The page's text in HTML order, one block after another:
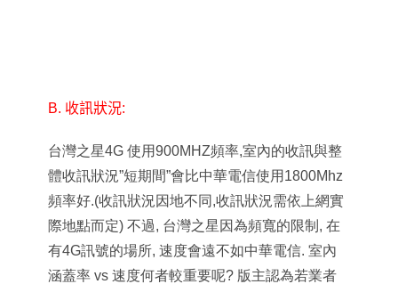
B. 收訊狀況:
台灣之星4G 使用900MHZ頻率,室內的收訊與整
體收訊狀況”短期間”會比中華電信使用1800Mhz
頻率好.(收訊狀況因地不同,收訊狀況需依上網實
際地點而定) 不過, 台灣之星因為頻寬的限制, 在
有4G訊號的場所, 速度會遠不如中華電信. 室內
涵蓋率 vs 速度何者較重要呢? 版主認為若業者